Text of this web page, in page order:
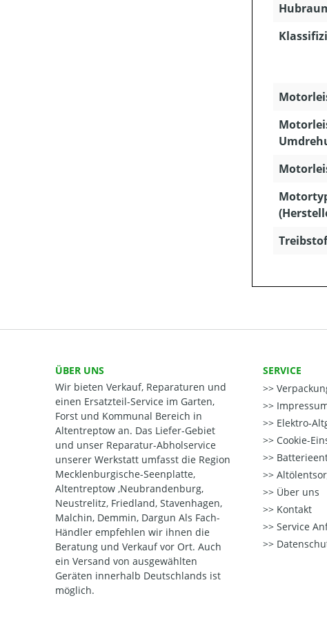
ÜBER UNS
Wir bieten Verkauf, Reparaturen und
einen Ersatzteil-Service im Garten,
Forst und Kommunal Bereich in
Altentreptow an. Das Liefer-Gebiet
und unser Reparatur-Abholservice
unserer Werkstatt umfasst die Region
Mecklenburgische-Seenplatte,
Altentreptow ,Neubrandenburg,
Neustrelitz, Friedland, Stavenhagen,
Malchin, Demmin, Dargun Als Fach-
Händler empfehlen wir ihnen die
Beratung und Verkauf vor Ort. Auch
ein Versand von ausgewählten
Geräten innerhalb Deutschlands ist
möglich.
SERVICE
Elektro-
Cookie-
Über uns
Kontakt
Service